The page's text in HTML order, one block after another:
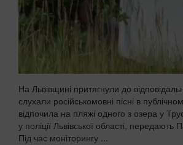
На Львівщині притягнули до
слухали російськомовні пісні в
відпочила на пляжі одного з озера у
у поліції Львівської області, передають
Під час моніторингу ...